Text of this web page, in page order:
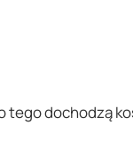
tego dochodzą